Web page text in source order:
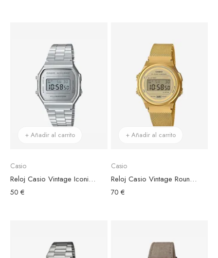
+ Añadir al carrito
Casio
Reloj Casio Vintage Iconic Acero Plateado Esfera Plateada
50 €
+ Añadir al carrito
Casio
Reloj Casio Vintage Round Acero de Malla Dorado Esfera Redonda Dorada
70 €